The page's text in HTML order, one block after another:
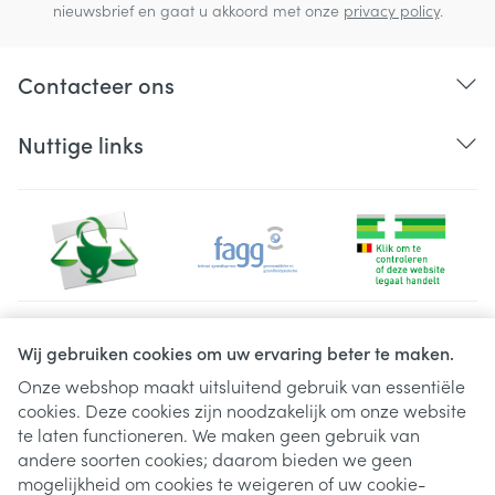
Wij gebruiken cookies om uw ervaring beter te maken.
Onze webshop maakt uitsluitend gebruik van essentiële
cookies. Deze cookies zijn noodzakelijk om onze website
te laten functioneren. We maken geen gebruik van
andere soorten cookies; daarom bieden we geen
mogelijkheid om cookies te weigeren of uw cookie-
nieuwsbrief en gaat u akkoord met onze privacy policy.
Contacteer ons
Nuttige links
Juridische links